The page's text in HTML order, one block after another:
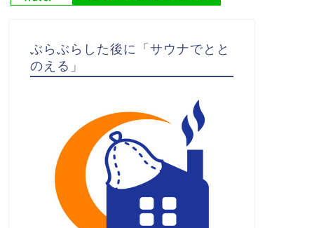
ぶらぶらした後に「サウナでとと
のえる」